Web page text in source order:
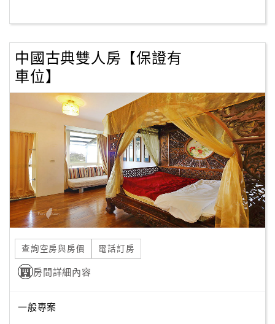
服
絡
單
紅
利
查
詢
中國古典雙人房【保證有
車位】
查詢空房與房價 電話訂房
房間詳細內容
一般專案